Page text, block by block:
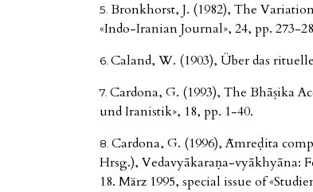
Bronkhorst, J. (1982), The
«Indo-Iranian Journal», 24, pp. 273-
Caland, W. (1903), Über das
Cardona, G. (1993), The Bhāṣika
und Iranistik», 18, pp. 1-40.
Cardona, G. (1996), Āmreḍita
Hrsg.), Vedavyākaraṇa-vyākhyāna:
18. März 1995, special issue of